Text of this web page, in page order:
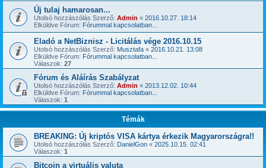
Új tulaj hamarosan...
Utolsó hozzászólás Szerző: Admin « 2016.10.27. 18:14
Elküldve Fórum: Fórummal kapcsolatban...
Eladó a NetBiznisz - Licitálás vége 2016.10.15
Utolsó hozzászólás Szerző: Musztafa « 2016.10.21. 13:08
Elküldve Fórum: Fórummal kapcsolatban...
Válaszok: 27
Fórum és Aláírás Szabályzat
Utolsó hozzászólás Szerző: Admin « 2013.12.02. 10:44
Elküldve Fórum: Fórummal kapcsolatban...
Válaszok: 1
Témák
BREAKING: Új kriptós VISA kártya érkezik Magyarországra!!
Utolsó hozzászólás Szerző: DanielGon « 2025.10.15. 02:41
Válaszok: 1
Bitcoin a virtuális valuta